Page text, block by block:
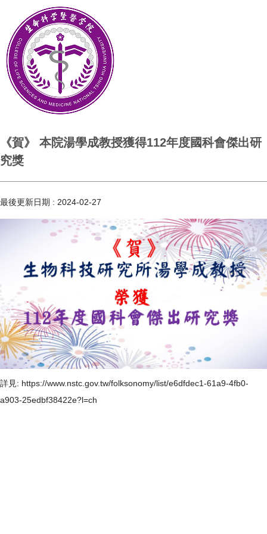
《賀》 本院湯學成教授獲得112年度國科會傑出研
究獎
最後更新日期 : 2024-02-27
詳見: https://www.nstc.gov.tw/folksonomy/list/e6dfdec1-61a9-4fb0-
a903-25edbf38422e?l=ch